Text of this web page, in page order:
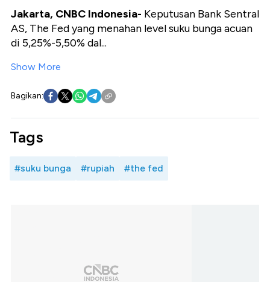
Jakarta, CNBC Indonesia- Keputusan Bank Sentral
AS, The Fed yang menahan level suku bunga acuan
di 5,25%-5,50% dal...
Show More
Bagikan:
Tags
#suku bunga #rupiah #the fed